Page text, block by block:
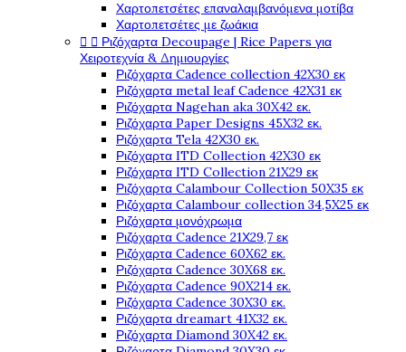
Χαρτοπετσέτες επαναλαμβανόμενα μοτίβα
Χαρτοπετσέτες με ζωάκια
  Ριζόχαρτα Decoupage | Rice Papers για
Χειροτεχνία & Δημιουργίες
Ριζόχαρτα Cadence collection 42X30 εκ
Ριζόχαρτα metal leaf Cadence 42X31 εκ
Ριζόχαρτα Nagehan aka 30X42 εκ.
Ριζόχαρτα Paper Designs 45X32 εκ.
Ριζόχαρτα Tela 42Χ30 εκ.
Ριζόχαρτα ITD Collection 42X30 εκ
Ριζόχαρτα ITD Collection 21X29 εκ
Ριζόχαρτα Calambour Collection 50X35 εκ
Ριζόχαρτα Calambour collection 34,5X25 εκ
Ριζόχαρτα μονόχρωμα
Ριζόχαρτα Cadence 21Χ29,7 εκ
Ριζόχαρτα Cadence 60X62 εκ.
Ριζόχαρτα Cadence 30X68 εκ.
Ριζόχαρτα Cadence 90X214 εκ.
Ριζόχαρτα Cadence 30X30 εκ.
Ριζόχαρτα dreamart 41X32 εκ.
Ριζόχαρτα Diamond 30X42 εκ.